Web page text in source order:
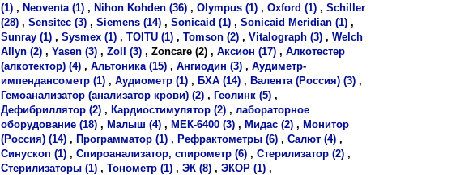
(1) , Neoventa (1) , Nihon Kohden (36) , Olympus (1) , Oxford (1) , Schiller
(28) , Sensitec (3) , Siemens (14) , Sonicaid (1) , Sonicaid Meridian (1) ,
Sunray (1) , Sysmex (1) , TOITU (1) , Tomson (2) , Vitalograph (3) , Welch
Allyn (2) , Yasen (3) , Zoll (3) , Zoncare (2) , Аксион (17) , Алкотестер
(алкотектор) (4) , Альтоника (15) , Ангиодин (3) , Аудиметр-
импендансометр (1) , Аудиометр (1) , БХА (14) , Валента (Россия) (3) ,
Гемоанализатор (анализатор крови) (2) , Геолинк (5) ,
Дефибриллятор (2) , Кардиостимулятор (2) , лабораторное
оборудование (18) , Малыш (4) , МЕК-6400 (3) , Мидас (2) , Монитор
(Россия) (14) , Программатор (1) , Рефрактометры (6) , Салют (4) ,
Синускоп (1) , Спироанализатор, спирометр (6) , Стерилизатор (2) ,
Стерилизаторы (1) , Тонометр (1) , ЭК (8) , ЭКОР (1) ,